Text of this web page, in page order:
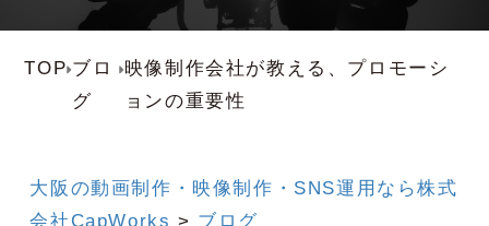
TOP ブロ
グ
映像制作会社が教える、プロモーシ
ョンの重要性
大阪の動画制作・映像制作・SNS運用なら株式
会社CapWorks > ブログ